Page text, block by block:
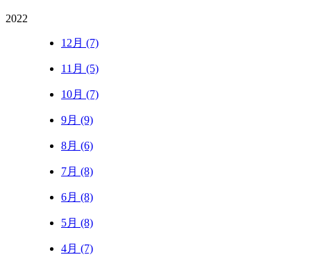
2022
12月 (7)
11月 (5)
10月 (7)
9月 (9)
8月 (6)
7月 (8)
6月 (8)
5月 (8)
4月 (7)